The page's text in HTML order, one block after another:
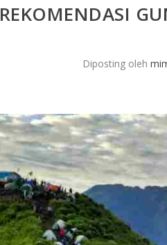
REKOMENDASI
Diposting oleh